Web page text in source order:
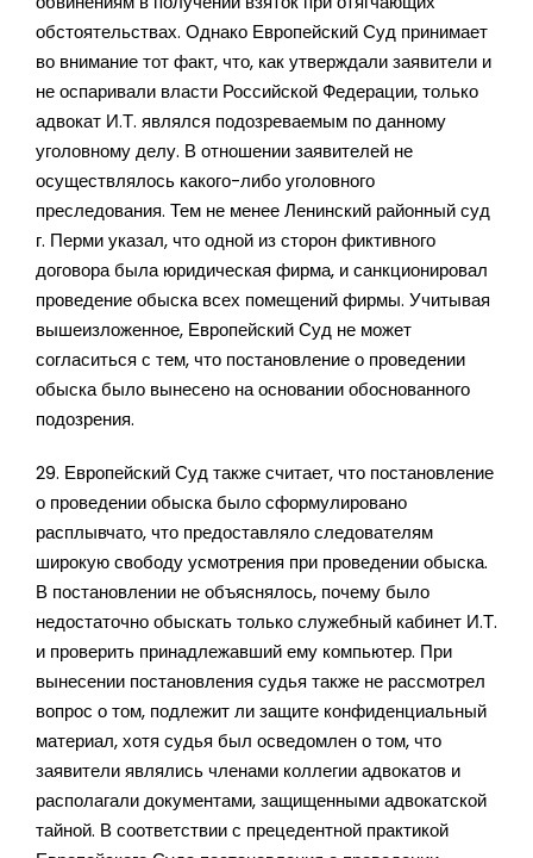
обстоятельствах. Однако Европейский Суд принимает
во внимание тот факт, что, как утверждали заявители и
не оспаривали власти Российской Федерации, только
адвокат И.Т. являлся подозреваемым по данному
уголовному делу. В отношении заявителей не
осуществлялось какого-либо уголовного
преследования. Тем не менее Ленинский районный суд
г. Перми указал, что одной из сторон фиктивного
договора была юридическая фирма, и санкционировал
проведение обыска всех помещений фирмы. Учитывая
вышеизложенное, Европейский Суд не может
согласиться с тем, что постановление о проведении
обыска было вынесено на основании обоснованного
подозрения.
29. Европейский Суд также считает, что постановление
о проведении обыска было сформулировано
расплывчато, что предоставляло следователям
широкую свободу усмотрения при проведении обыска.
В постановлении не объяснялось, почему было
недостаточно обыскать только служебный кабинет И.Т.
и проверить принадлежавший ему компьютер. При
вынесении постановления судья также не рассмотрел
вопрос о том, подлежит ли защите конфиденциальный
материал, хотя судья был осведомлен о том, что
заявители являлись членами коллегии адвокатов и
располагали документами, защищенными адвокатской
тайной. В соответствии с прецедентной практикой